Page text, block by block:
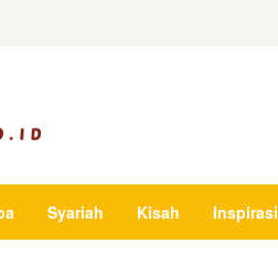
Syariah Kisah Inspirasi